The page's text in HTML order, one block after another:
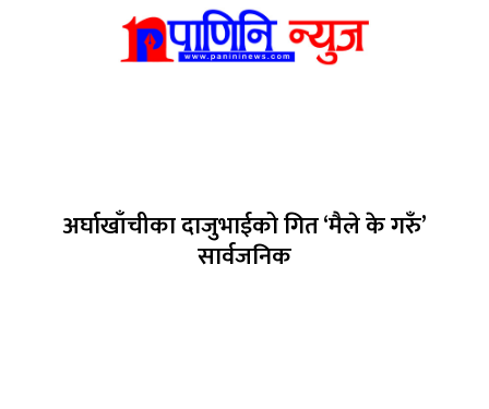
अर्घाखाँचीका दाजुभाईको गित ‘मैले के गरुँ’
सार्वजनिक